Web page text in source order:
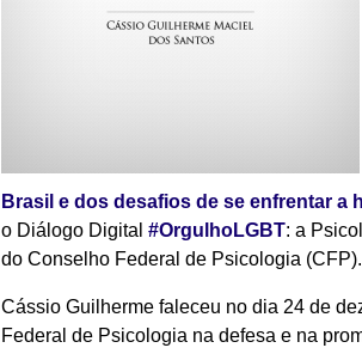
Brasil e dos desafios de se enfrentar a
o Diálogo Digital #OrgulhoLGBT: a
do Conselho Federal de Psicologia (CFP).
Cássio Guilherme faleceu no dia 24 de
Federal de Psicologia na defesa e na